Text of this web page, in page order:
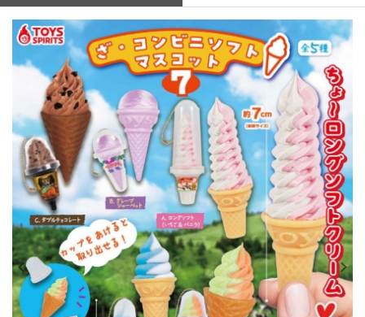
ログイン 会員登録
入荷スケジュールをチェック
カプセルトイマシン本体
カプセルトイ
販促用空カプセル
レンタル
景品・玩具・文具